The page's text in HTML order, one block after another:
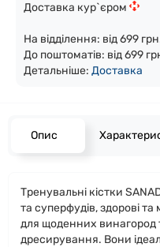
Доставка кур`єром
На відділення: від 699
До поштоматів: від 699
Детальніше: Доставка
Опис
Тренувальні кістки
та суперфудів, здорові
для щоденних винагород
дресирування. Вони